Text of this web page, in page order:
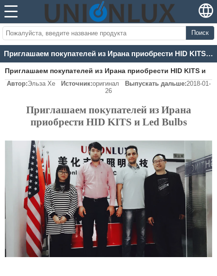
Поиск
Приглашаем покупателей из Ирана приобрести HID KITS и Led Bulbs
Приглашаем покупателей из Ирана приобрести HID KITS и
Led Bulbs
Автор:Эльза Хе Источник:оригинал Выпускать дальше:2018-01-
26
Приглашаем покупателей из Ирана
приобрести HID KITS и Led Bulbs